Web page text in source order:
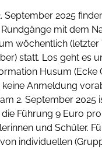
September 2025
mit dem
wöchentlich (letzter
statt. Los geht es
Husum (Ecke
Anmeldung
2. September 2025
Führung 9 Euro
und Schüler.
individuellen